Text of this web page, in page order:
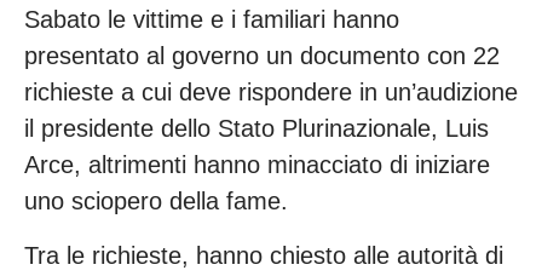
Sabato le vittime e i familiari hanno
presentato al governo un documento con 22
richieste a cui deve rispondere in un’audizione
il presidente dello Stato Plurinazionale, Luis
Arce, altrimenti hanno minacciato di iniziare
uno sciopero della fame.
Tra le richieste, hanno chiesto alle autorità di